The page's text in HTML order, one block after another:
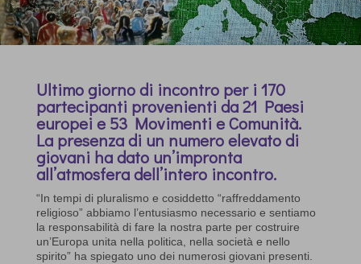
Ultimo giorno di incontro per i 170
partecipanti provenienti da 21 Paesi
europei e 53 Movimenti e Comunità.
La presenza di un numero elevato di
giovani ha dato un’impronta
all’atmosfera dell’intero incontro.
“In tempi di pluralismo e cosiddetto “raffreddamento
religioso” abbiamo l’entusiasmo necessario e sentiamo
la responsabilità di fare la nostra parte per costruire
un’Europa unita nella politica, nella società e nello
spirito” ha spiegato uno dei numerosi giovani presenti.